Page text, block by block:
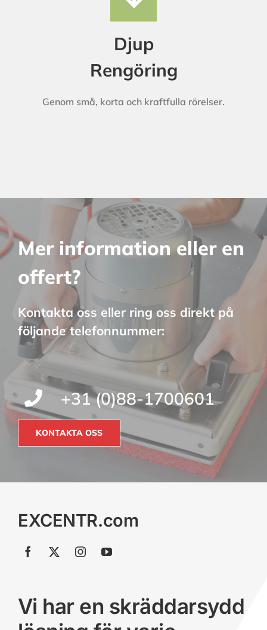
Djup
Rengöring
Genom små, korta och kraftfulla rörelser.
Mer information eller en
offert?
Kontakta oss eller ring oss direkt på
följande telefonnummer:
+31 (0)88-1700601
KONTAKTA OSS
EXCENTR.com
Vi har en skräddarsydd